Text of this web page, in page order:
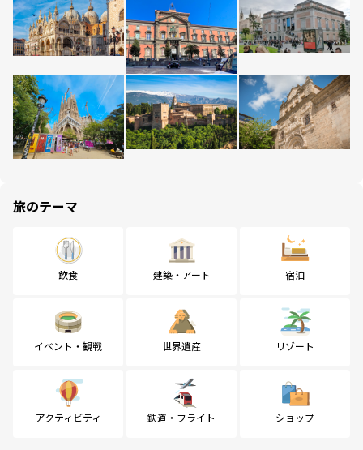
旅のテーマ
飲食 建築・アート 宿泊
イベント・観戦 世界遺産 リゾート
アクティビティ 鉄道・フライト ショップ